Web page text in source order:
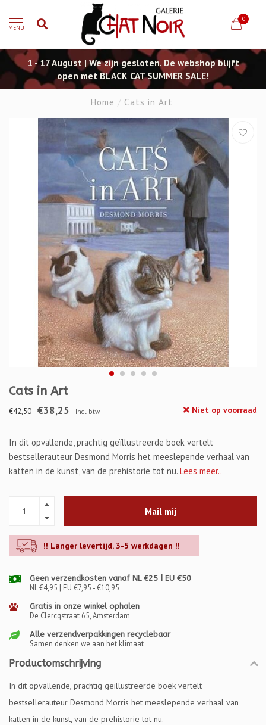
MENU
0
1 - 17 August | We zijn gesloten. De webshop blijft
open met BLACK CAT SUMMER SALE!
Home / Cats in Art
Cats in Art
€42,50 €38,25 Incl. btw Niet op voorraad
In dit opvallende, prachtig geïllustreerde boek vertelt
bestsellerauteur Desmond Morris het meeslepende verhaal van
katten in de kunst, van de prehistorie tot nu. Lees meer..
Mail mij
!! Langer levertijd. 3-5 werkdagen !!
Geen verzendkosten vanaf NL €25 | EU €50
NL €4,95 | EU €7,95 - €10,95
Gratis in onze winkel ophalen
De Clercqstraat 65, Amsterdam
Alle verzendverpakkingen recyclebaar
Samen denken we aan het klimaat
Productomschrijving
In dit opvallende, prachtig geïllustreerde boek vertelt
bestsellerauteur Desmond Morris het meeslepende verhaal van
katten in de kunst, van de prehistorie tot nu.